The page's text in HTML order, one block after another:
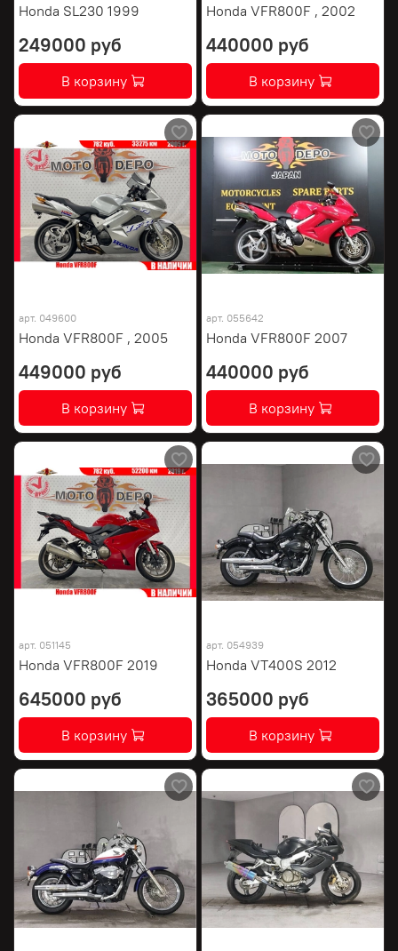
Honda SL230 1999
249000 руб
В корзину
Honda VFR800F , 2002
440000 руб
В корзину
арт. 049600
Honda VFR800F , 2005
449000 руб
В корзину
арт. 055642
Honda VFR800F 2007
440000 руб
В корзину
арт. 051145
Honda VFR800F 2019
645000 руб
В корзину
арт. 054939
Honda VT400S 2012
365000 руб
В корзину